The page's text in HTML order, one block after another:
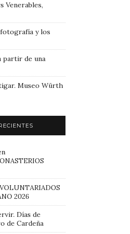
Venerables,
y los
partir de una
Museo Würth
VOLUNTARIADOS
2026
Días de
de Cardeña